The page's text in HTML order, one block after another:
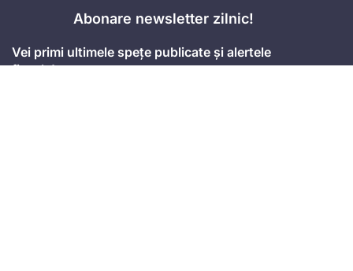
Abonare newsletter zilnic!
Vei primi ultimele spețe publicate și alertele
fiscale!